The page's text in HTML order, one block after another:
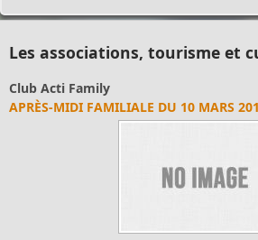
Les associations, tourisme et
Club Acti Family
APRÈS-MIDI FAMILIALE DU 10 MARS